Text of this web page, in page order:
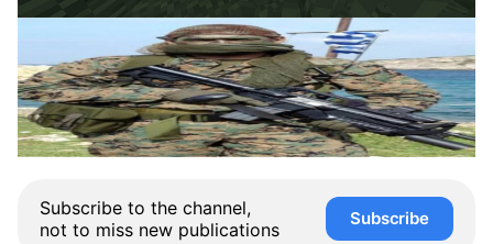
Subscribe to the channel,
not to miss new publications
Subscribe